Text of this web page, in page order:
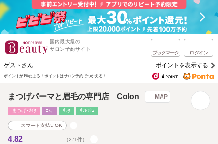
国内最大級の
サロン予約サイト
ブックマーク ログイン
ゲストさん ポイントを表示する
ポイントが1%たまる！ ポイントはサロン予約でつかえる！
まつげパーマと眉毛の専門店 Colon MAP
まつげ･ﾒｲｸ ｴｽﾃ ﾘﾗｸ ﾘﾌﾚｯｼｭ
スマート支払いOK
4.82 （271件）